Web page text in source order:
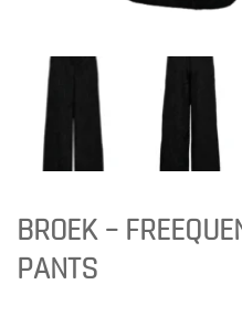
BROEK –
PANTS